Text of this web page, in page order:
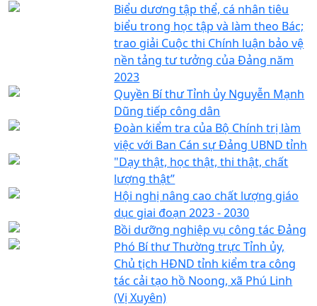
Biểu dương tập thể, cá nhân tiêu
biểu trong học tập và làm theo Bác;
trao giải Cuộc thi Chính luận bảo vệ
nền tảng tư tưởng của Đảng năm
2023
Quyền Bí thư Tỉnh ủy Nguyễn Mạnh
Dũng tiếp công dân
Đoàn kiểm tra của Bộ Chính trị làm
việc với Ban Cán sự Đảng UBND tỉnh
"Dạy thật, học thật, thi thật, chất
lượng thật”
Hội nghị nâng cao chất lượng giáo
dục giai đoạn 2023 - 2030
Bồi dưỡng nghiệp vụ công tác Đảng
Phó Bí thư Thường trực Tỉnh ủy,
Chủ tịch HĐND tỉnh kiểm tra công
tác cải tạo hồ Noong, xã Phú Linh
(Vị Xuyên)